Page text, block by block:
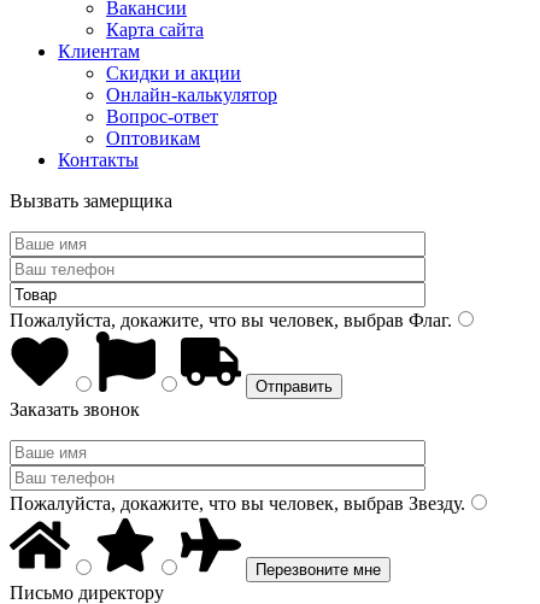
Вакансии
Карта сайта
Клиентам
Скидки и акции
Онлайн-калькулятор
Вопрос-ответ
Оптовикам
Контакты
Вызвать замерщика
Пожалуйста, докажите, что вы человек, выбрав Флаг.
Заказать звонок
Пожалуйста, докажите, что вы человек, выбрав Звезду.
Письмо директору